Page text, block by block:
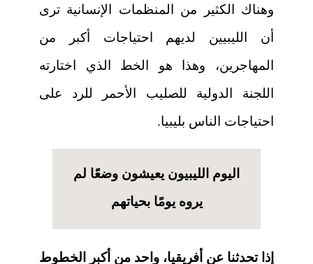
وهناك الكثير من المنظمات الإنسانية ترى
أن الليبيين لديهم احتياجات أكبر من
المهاجرين، وهذا هو الخط الذي اختارته
اللجنة الدولية للصليب الأحمر للرد على
احتياجات الناس بليبيا.
اليوم الليبيون يعيشون وضعًا لم
يروه يومًا بحياتهم
إذا تحدثنا عن أفريقيا، واحد من أكبر الخطوط